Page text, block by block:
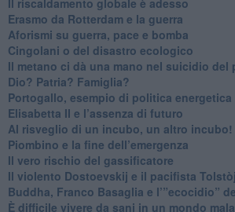
​Erasmo da Rotterdam e la guerra
​Aforismi su guerra, pace e bomba
Cingolani o del disastro ecologico
​Il metano ci dà una mano nel suicidio del
​Dio? Patria? Famiglia?
Portogallo, esempio di politica energetica
​Elisabetta II e l’assenza di futuro
Al risveglio di un incubo, un altro incubo!
​Piombino e la fine dell’emergenza
​Il vero rischio del gassificatore
​Il violento Dostoevskij e il pacifista Tolstòj
​Buddha, Franco Basaglia e l’”ecocidio”
​È difficile vivere da sani in un mondo